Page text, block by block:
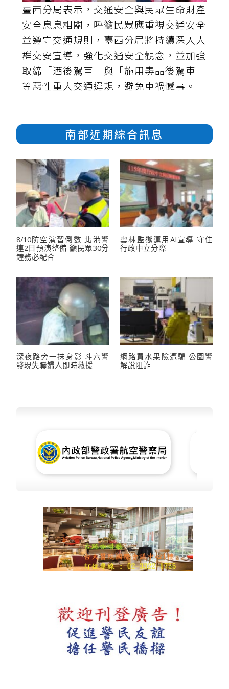
臺西分局表示，交通安全與民眾生命財產
安全息息相關，呼籲民眾應重視交通安全
並遵守交通規則，臺西分局將持續深入人
群交安宣導，強化交通安全觀念，並加強
取締「酒後駕車」與「施用毒品後駕車」
等惡性重大交通違規，避免車禍憾事。
南部近期綜合訊息
8/10防空演習倒數 北港警
連2日預演整備 籲民眾30分
鐘務必配合
雲林監獄運用AI宣導 守住
行政中立分際
深夜路旁一抹身影 斗六警
發現失聯婦人即時救援
網路買水果險遭騙 公園警
解說阻詐